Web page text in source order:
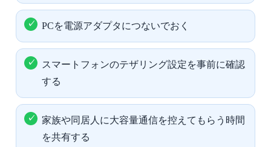
PCを電源アダプタにつないでおく
スマートフォンのテザリング設定を事前に確認
する
家族や同居人に大容量通信を控えてもらう時間
を共有する